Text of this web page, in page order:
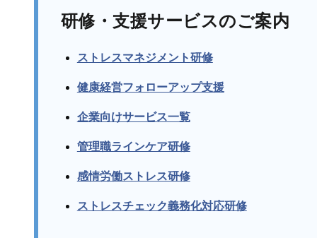
研修・支援サービスのご案内
ストレスマネジメント研修
健康経営フォローアップ支援
企業向けサービス一覧
管理職ラインケア研修
感情労働ストレス研修
ストレスチェック義務化対応研修